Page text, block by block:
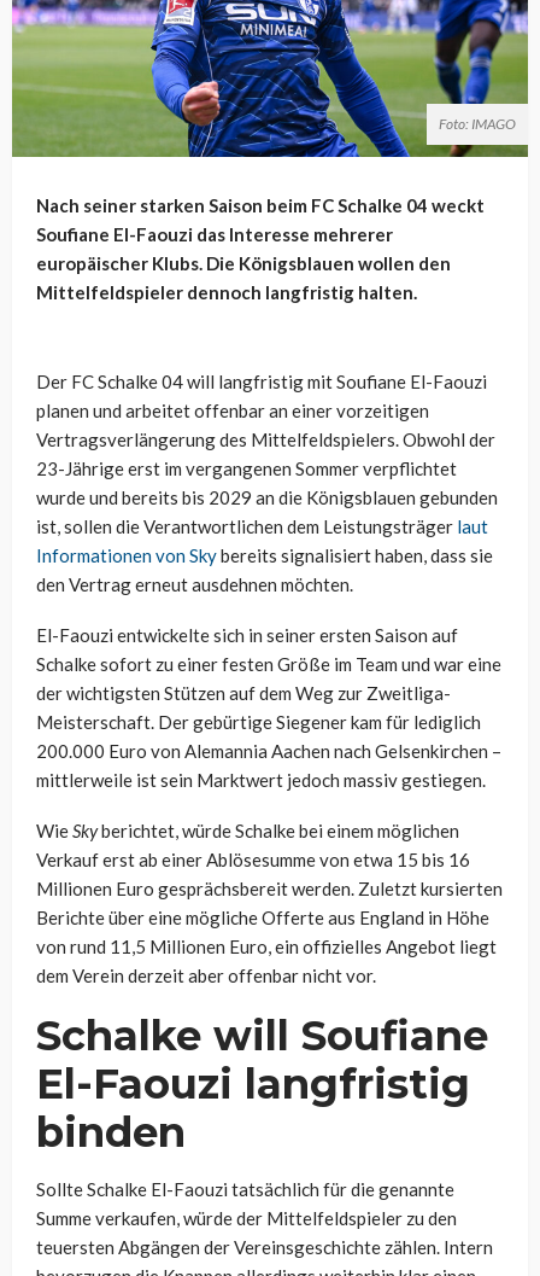
Foto: IMAGO
Nach seiner starken Saison beim FC Schalke 04 weckt
Soufiane El-Faouzi das Interesse mehrerer
europäischer Klubs. Die Königsblauen wollen den
Mittelfeldspieler dennoch langfristig halten.
Der FC Schalke 04 will langfristig mit Soufiane El-Faouzi
planen und arbeitet offenbar an einer vorzeitigen
Vertragsverlängerung des Mittelfeldspielers. Obwohl der
23-Jährige erst im vergangenen Sommer verpflichtet
wurde und bereits bis 2029 an die Königsblauen gebunden
ist, sollen die Verantwortlichen dem Leistungsträger laut
Informationen von Skybereits signalisiert haben, dass sie
den Vertrag erneut ausdehnen möchten.
El-Faouzi entwickelte sich in seiner ersten Saison auf
Schalke sofort zu einer festen Größe im Team und war eine
der wichtigsten Stützen auf dem Weg zur Zweitliga-
Meisterschaft. Der gebürtige Siegener kam für lediglich
200.000 Euro von Alemannia Aachen nach Gelsenkirchen –
mittlerweile ist sein Marktwert jedoch massiv gestiegen.
WieSkyberichtet, würde Schalke bei einem möglichen
Verkauf erst ab einer Ablösesumme von etwa 15 bis 16
Millionen Euro gesprächsbereit werden. Zuletzt kursierten
Berichte über eine mögliche Offerte aus England in Höhe
von rund 11,5 Millionen Euro, ein offizielles Angebot liegt
dem Verein derzeit aber offenbar nicht vor.
Schalke will Soufiane
El-Faouzi langfristig
binden
Sollte Schalke El-Faouzi tatsächlich für die genannte
Summe verkaufen, würde der Mittelfeldspieler zu den
teuersten Abgängen der Vereinsgeschichte zählen. Intern